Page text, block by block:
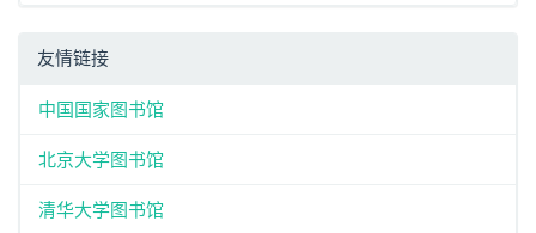
友情链接
中国国家图书馆
北京大学图书馆
清华大学图书馆